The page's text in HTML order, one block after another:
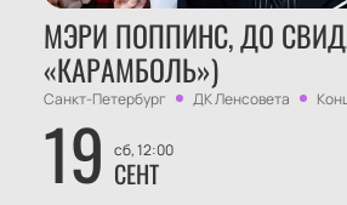
МЭРИ ПОППИНС, ДО
«КАРАМБОЛЬ»)
Санкт-Петербург ДК Ленсовета
19 сб, 12:00
СЕНТ